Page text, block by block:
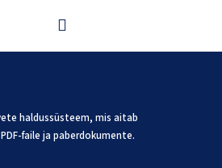
haldussüsteem, mis aitab
faile ja paberdokumente.